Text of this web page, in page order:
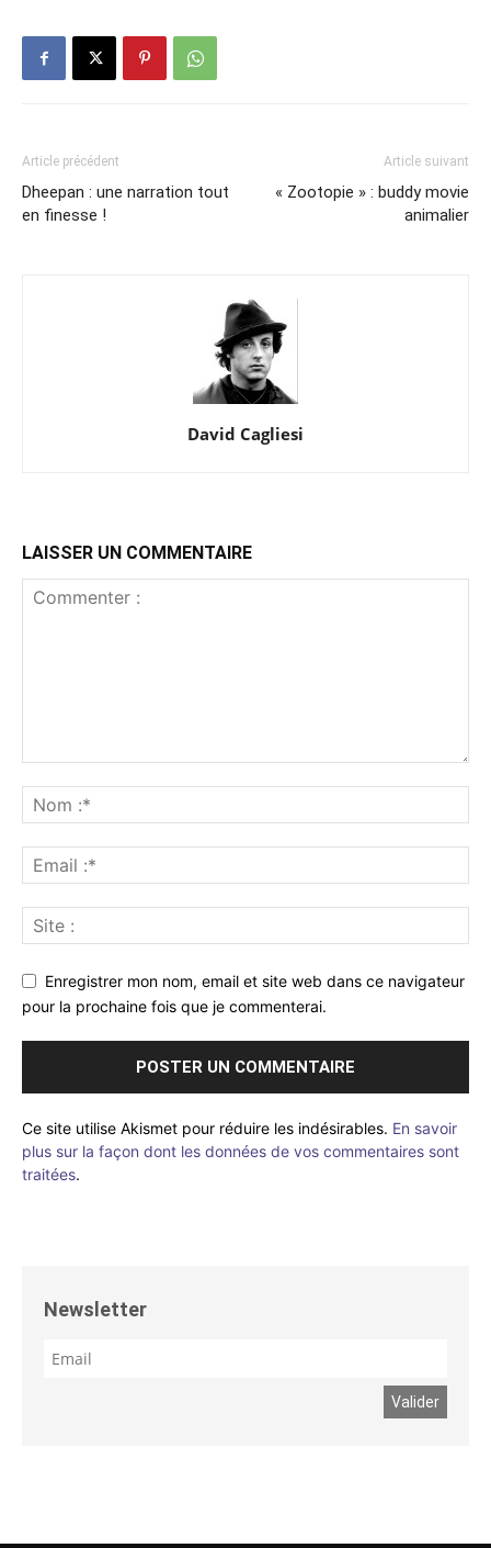
Article précédent
Dheepan : une narration tout
en finesse !
Article suivant
« Zootopie » : buddy movie
animalier
David Cagliesi
LAISSER UN COMMENTAIRE
Enregistrer mon nom, email et site web dans ce navigateur
pour la prochaine fois que je commenterai.
Ce site utilise Akismet pour réduire les indésirables. En savoir
plus sur la façon dont les données de vos commentaires sont
traitées.
Newsletter